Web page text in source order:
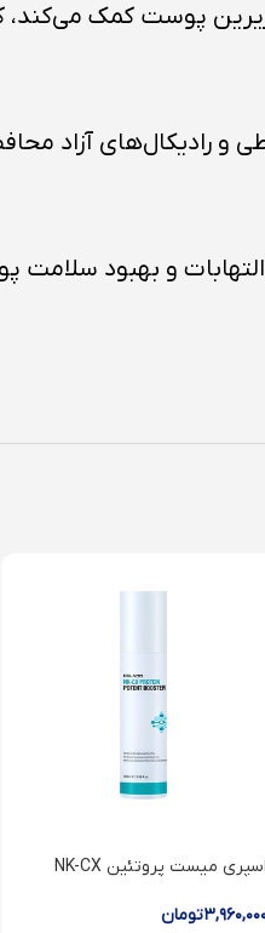
پوست کمک می‌کند،
رادیکال‌های آزاد
اسپری میست پروتئین NK-CX
تومان